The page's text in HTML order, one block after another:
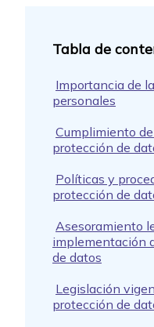
Importancia de
personales
Cumplimiento
protección de
Políticas y
protección de
Asesoramiento
implementación
de datos
Legislación
protección de